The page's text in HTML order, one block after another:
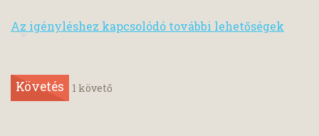
Az igényléshez kapcsolódó további lehetőségek
Követés 1 követő